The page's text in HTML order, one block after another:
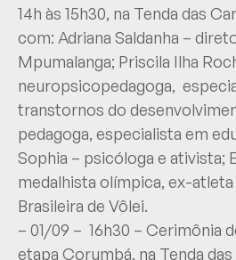
14h às 15h30, na Tenda das
com: Adriana Saldanha –
Mpumalanga; Priscila Ilha
neuropsicopedagoga,
transtornos do
pedagoga, especialista em
Sophia – psicóloga e ativista;
medalhista olímpica, ex-atleta
Brasileira de Vôlei.
– 01/09 – 16h30 – Cerimônia
etapa Corumbá, na Tenda das